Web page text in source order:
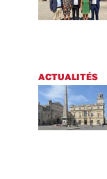
ACTUALITÉS